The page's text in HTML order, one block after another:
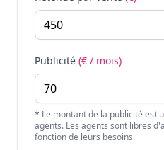
Publicité (€ / mois)
* Le montant de la publicité est
agents. Les agents sont libres
fonction de leurs besoins.